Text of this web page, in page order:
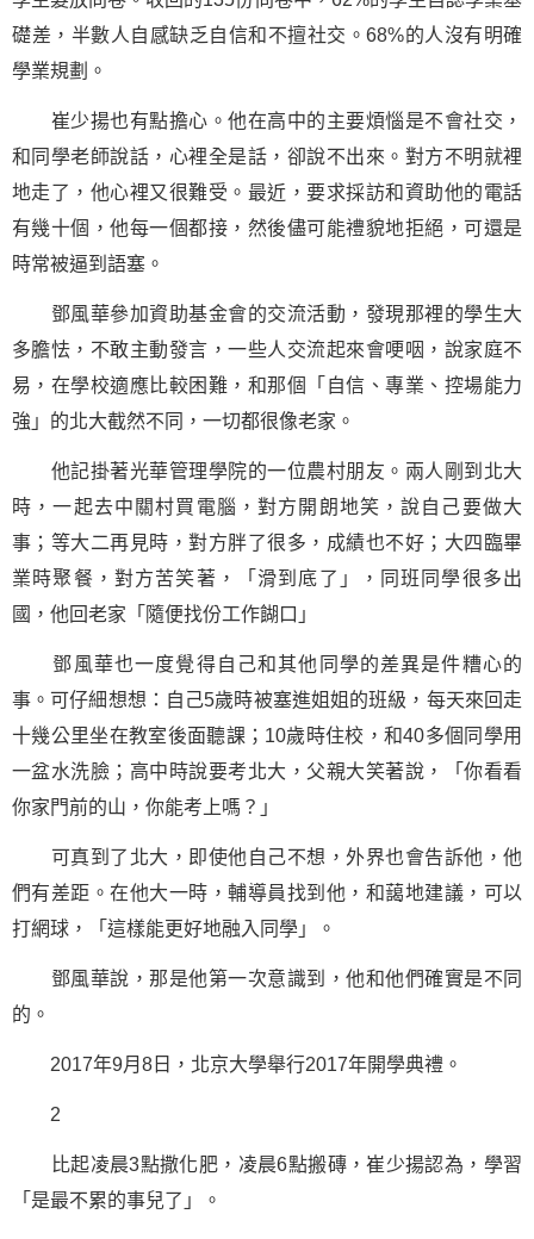
礎差，半數人自感缺乏 自信和不擅社交。68%的人沒有明確
學業規劃。
崔少揚也有點擔心。他在高中的主要煩惱是不會社交，
和同學老師說話，心裡全是話，卻說不出來。對方不明就裡
地走了，他心裡又很難受。最近，要求採訪和資助他的電話
有幾十個，他每一個都接，然後儘可能禮貌地拒絕，可還是
時常被逼到語塞。
鄧風華參加資助基金會的交流活動，發現那裡的學生大
多膽怯，不敢主動發言，一些人交流起來會哽咽，說家庭不
易，在學校適應比較困難，和那個「自信、專業、控場能力
強」的北大截然不同，一切都很像老家。
他記掛著光華管理學院的一位農村朋友。兩人剛到北大
時，一起去中關村買電腦，對方開朗地笑，說自己要做大
事；等大二再見時，對方胖了很多，成績也不好；大四臨畢
業時聚餐，對方苦笑著，「滑到底了」，同班同學很多出
國，他回老家「隨便找份工作餬口」
鄧風華也一度覺得自己和其他同學的差異是件糟心的
事。可仔細想想：自己5歲時被塞進姐姐的班級，每天來回走
十幾公里坐在教室後面聽課；10歲時住校，和40多個同學用
一盆水洗臉；高中時說要考北大，父親大笑著說，「你看看
你家門前的山，你能考上嗎？」
可真到了北大，即使他自己不想，外界也會告訴他，他
們有差距。在他大一時，輔導員找到他，和藹地建議，可以
打網球，「這樣能更好地融入同學」。
鄧風華說，那是他第一次意識到，他和他們確實是不同
的。
2017年9月8日，北京大學舉行2017年開學典禮。
2
比起凌晨3點撒化肥，凌晨6點搬磚，崔少揚認為， 學習
「是最不累的事兒了」。